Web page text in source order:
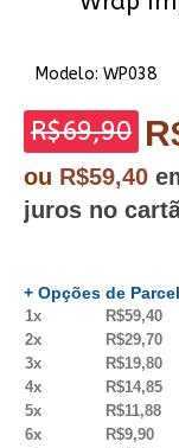
Modelo: WP038
R$69,90
ou R$59,40
juros no
+ Opções de
1x R$59,40
2x
R$29,70
3x
R$19,80
4x
R$14,85
5x
R$11,88
6x
R$9,90